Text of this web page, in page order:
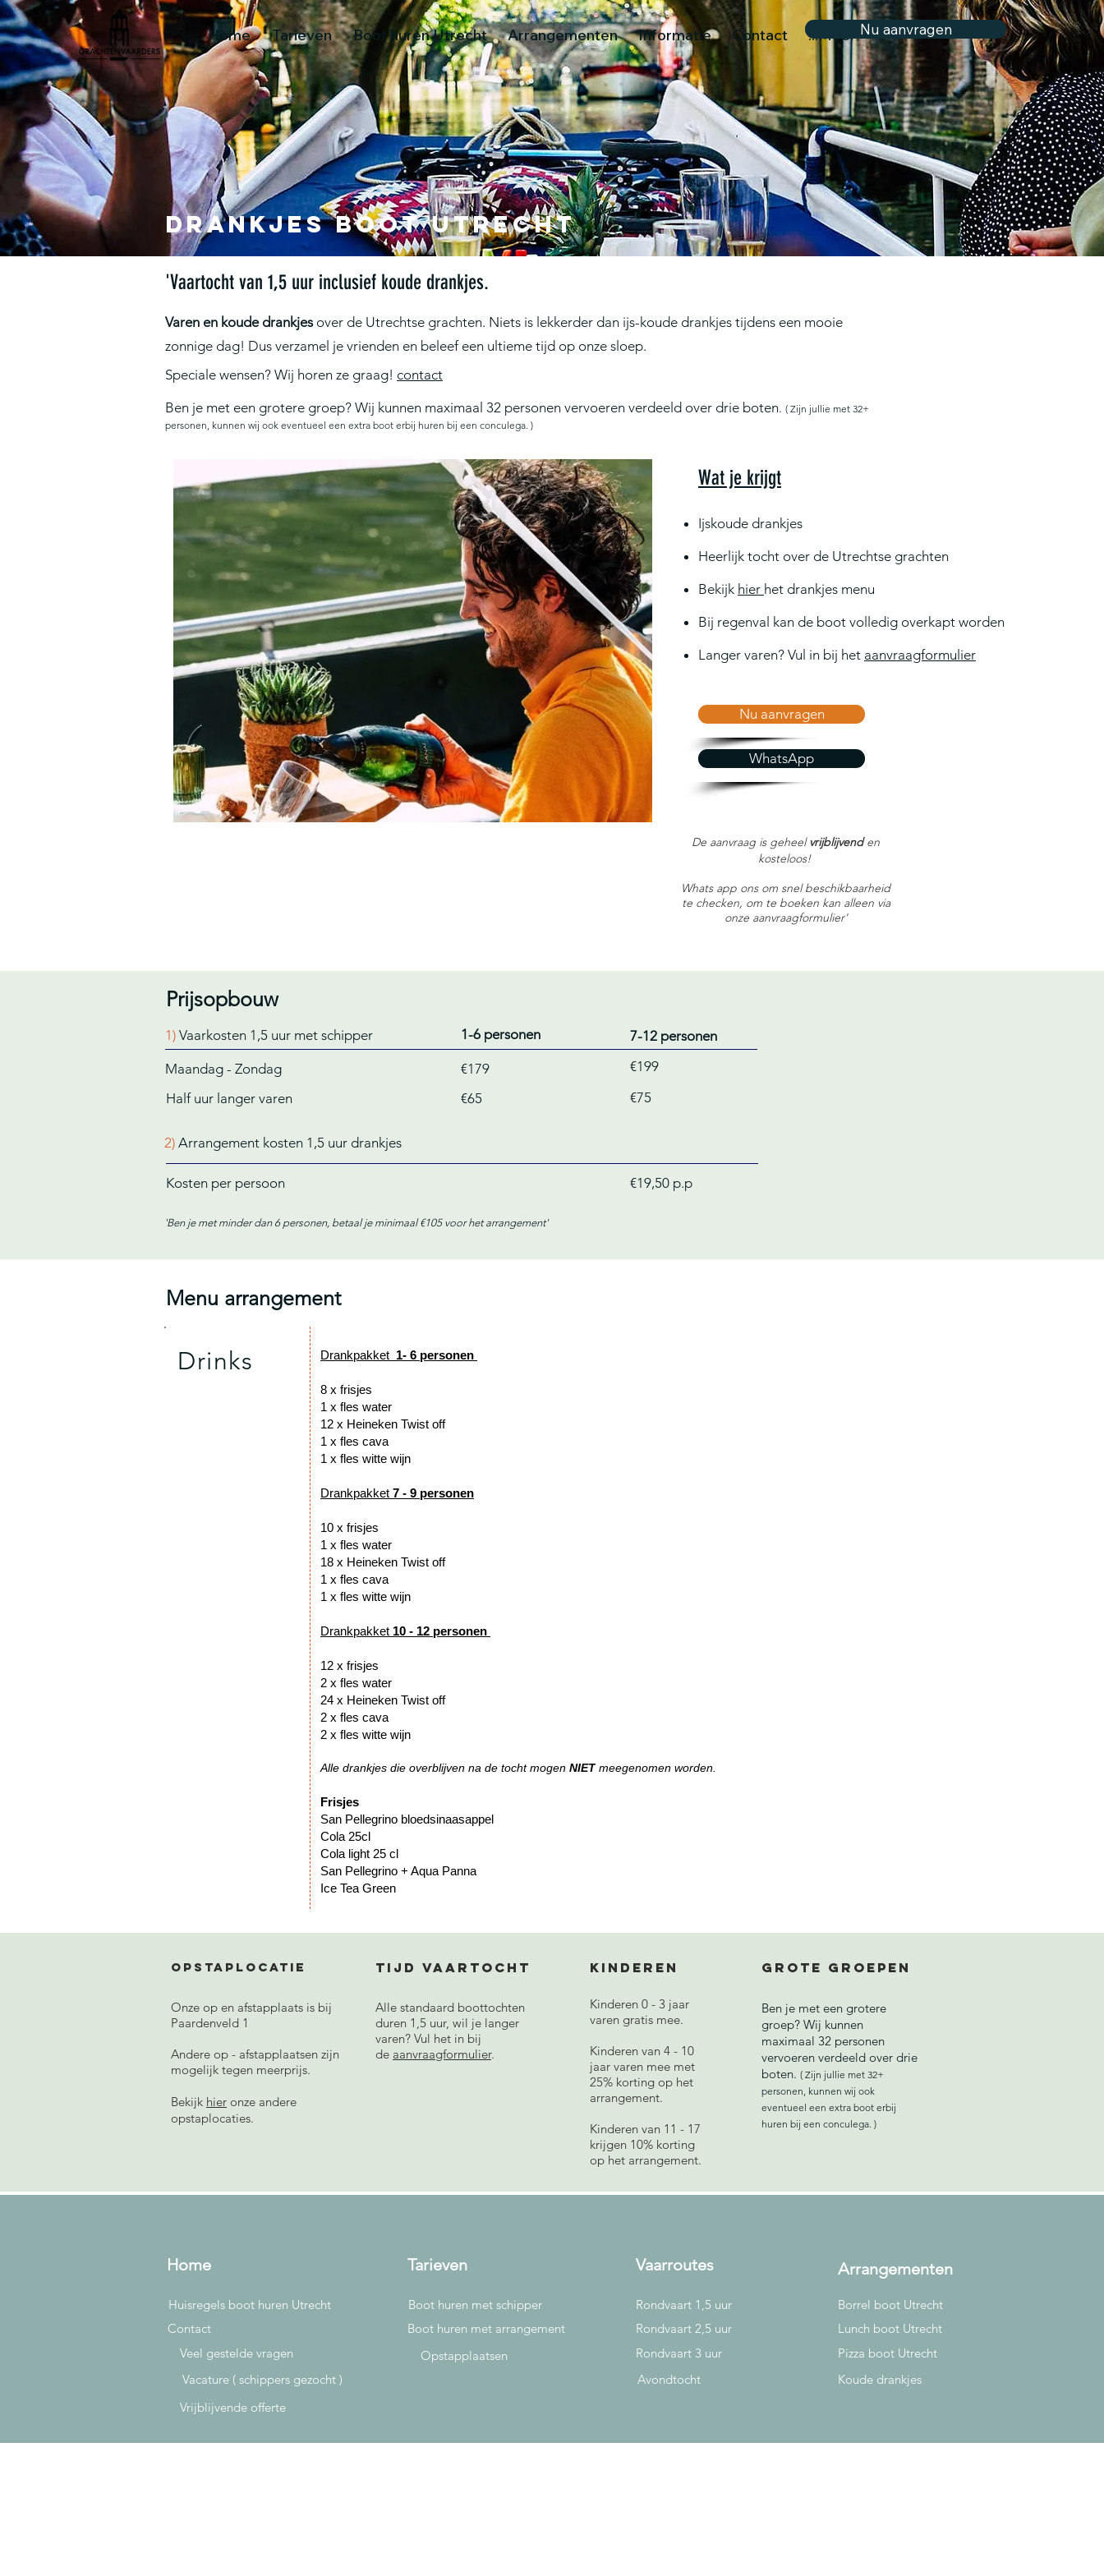
Home Tarieven Boot huren Utrecht Arrangementen Informatie Contact Meer... Nu aanvragen
Drankjes boot Utrecht
'Vaartocht van 1,5 uur inclusief koude drankjes.
Varen en koude drankjes over de Utrechtse grachten. Niets is lekkerder dan ijs-koude drankjes tijdens een mooie
zonnige dag! Dus verzamel je vrienden en beleef een ultieme tijd op onze sloep.
.
Speciale wensen? Wij horen ze graag! contact
Ben je met een grotere groep? Wij kunnen maximaal 32 personen vervoeren verdeeld over drie boten. ( Zijn jullie met 32+
personen, kunnen wij ook eventueel een extra boot erbij huren bij een conculega. )
Wat je krijgt
Ijskoude drankjes
Heerlijk tocht over de Utrechtse grachten
Bekijk hier het drankjes menu
Bij regenval kan de boot volledig overkapt worden
Langer varen? Vul in bij het aanvraagformulier
Nu aanvragen
WhatsApp
De aanvraag is geheelvrijblijvenden
kosteloos!
Whats app ons om snel beschikbaarheid
te checken, om te boeken kan alleen via
onze aanvraagformulier'
Half uur langer varen €65 €75
€199
Kosten per persoon €19,50 p.p
'Ben je met minder dan 6 personen, betaal je minimaal €105 voor hetarrangement'
Prijsopbouw
7-12 personen
1-6 personen
1) Vaarkosten 1,5 uur met schipper
Maandag - Zondag €179
2) Arrangement kosten 1,5 uur drankjes
Menu arrangement
Drinks Drankpakket 1- 6 personen
8 x frisjes
1 x fles water
12 x Heineken Twist off
1 x fles cava
1 x fles witte wijn
Drankpakket 7 - 9 personen
10 x frisjes
1 x fles water
18 x Heineken Twist off
1 x fles cava
1 x fles witte wijn
Drankpakket 10 - 12 personen
12 x frisjes
2 x fles water
24 x Heineken Twist off
2 x fles cava
2 x fles witte wijn
Alle drankjes die overblijven na de tocht mogen NIET meegenomen worden.
Frisjes
San Pellegrino bloedsinaasappel
Cola 25cl
Cola light 25 cl
San Pellegrino + Aqua Panna
Ice Tea Green
Opstaplocatie Tijd vaartocht
Onze op en afstapplaats is bij
Paardenveld 1
Andere op - afstapplaatsen zijn
mogelijk tegen meerprijs.
Bekijk hier onze andere
opstaplocaties.
Alle standaard boottochten
duren 1,5 uur, wil je langer
varen? Vul het in bij
de aanvraagformulier.
Kinderen
Kinderen 0 - 3 jaar
varen gratis mee.
Kinderen van 4 - 10
jaar varen mee met
25% korting op het
arrangement.
Kinderen van 11 - 17
krijgen 10% korting
op het arrangement.
Grote groepen
Ben je met een grotere
groep? Wij kunnen
maximaal 32 personen
vervoeren verdeeld over drie
boten. ( Zijn jullie met 32+
personen, kunnen wij ook
eventueel een extra boot erbij
huren bij een conculega. )
Home
Huisregels boot huren Utrecht
Tarieven
Boot huren met schipper
Contact
Veel gestelde vragen
Vacature ( schippers gezocht )
Vrijblijvende offerte
Opstapplaatsen
Vaarroutes Arrangementen
Rondvaart 1,5 uur
Rondvaart 2,5 uur
Rondvaart 3 uur
Avondtocht
Koude drankjes
Boot huren met arrangement
Borrel boot Utrecht
Lunch boot Utrecht
Pizza boot Utrecht